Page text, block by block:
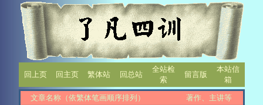
回上页 回主页 繁体站 回总站
全站检
索
留言版
本站信
箱
文章名称（依繁体笔画顺序排列）
著作、主讲等